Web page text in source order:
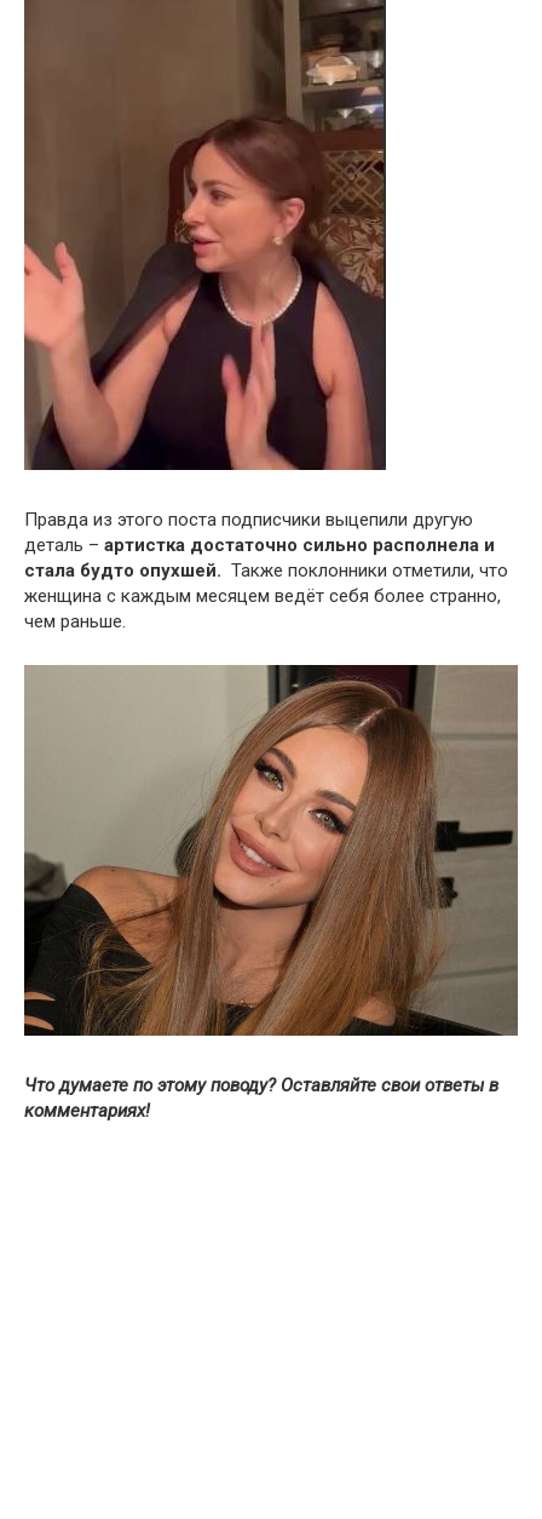
Правда из этого поста подписчики выцепили другую
деталь – артистка достаточно сильно располнела и
стала будто опухшей. Также поклонники отметили, что
женщина с каждым месяцем ведёт себя более странно,
чем раньше.
Что думаете по этому поводу? Оставляйте свои ответы в
комментариях!